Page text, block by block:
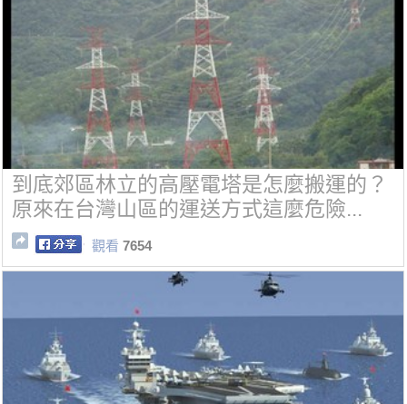
到底郊區林立的高壓電塔是怎麼搬運的？
原來在台灣山區的運送方式這麼危險...
觀看 7654